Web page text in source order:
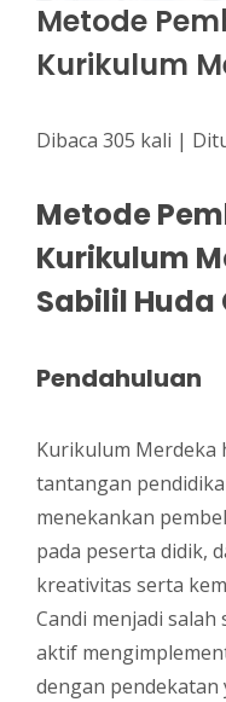
Metode
Kurikulum
Dibaca 305 kali |
Metode
Kurikulum
Sabilil Huda
Pendahuluan
Kurikulum Merdeka
tantangan
menekankan
pada peserta didik,
kreativitas serta
Candi menjadi
aktif
dengan